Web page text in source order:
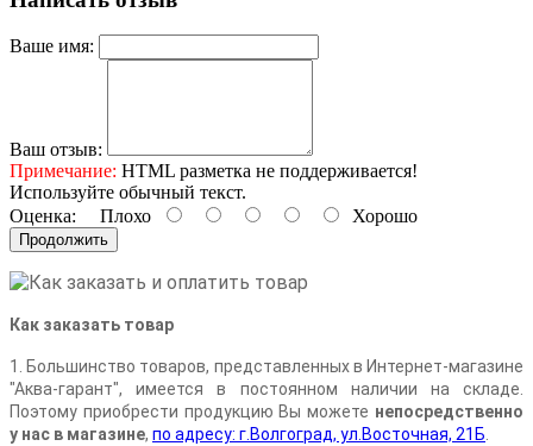
Ваше имя:
Ваш отзыв:
Примечание: HTML разметка не поддерживается!
Используйте обычный текст.
Оценка: Плохо Хорошо
Продолжить
Как заказать товар
1. Большинство товаров, представленных в Интернет-магазине
"Аква-гарант", имеется в постоянном наличии на складе.
Поэтому приобрести продукцию Вы можете непосредственно
у нас в магазине, по адресу: г.Волгоград, ул.Восточная, 21Б.